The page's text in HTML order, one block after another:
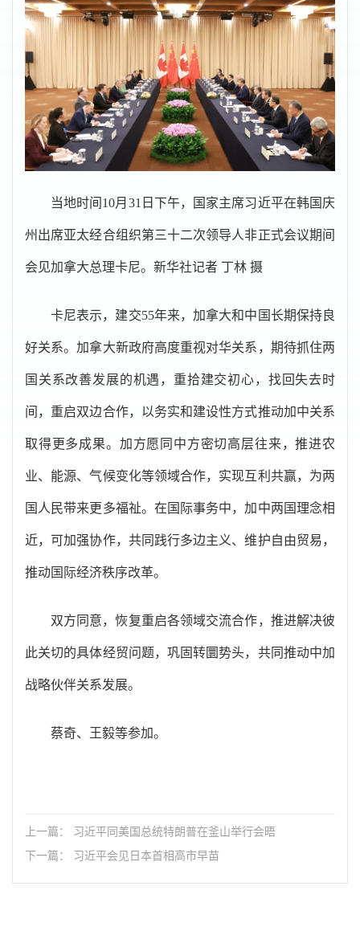
当地时间10月31日下午，国家主席习近平在韩国庆
州出席亚太经合组织第三十二次领导人非正式会议期间
会见加拿大总理卡尼。新华社记者 丁林 摄
卡尼表示，建交55年来，加拿大和中国长期保持良
好关系。加拿大新政府高度重视对华关系，期待抓住两
国关系改善发展的机遇，重拾建交初心，找回失去时
间，重启双边合作，以务实和建设性方式推动加中关系
取得更多成果。加方愿同中方密切高层往来，推进农
业、能源、气候变化等领域合作，实现互利共赢，为两
国人民带来更多福祉。在国际事务中，加中两国理念相
近，可加强协作，共同践行多边主义、维护自由贸易，
推动国际经济秩序改革。
双方同意，恢复重启各领域交流合作，推进解决彼
此关切的具体经贸问题，巩固转圜势头，共同推动中加
战略伙伴关系发展。
蔡奇、王毅等参加。
上一篇： 习近平同美国总统特朗普在釜山举行会晤
下一篇： 习近平会见日本首相高市早苗